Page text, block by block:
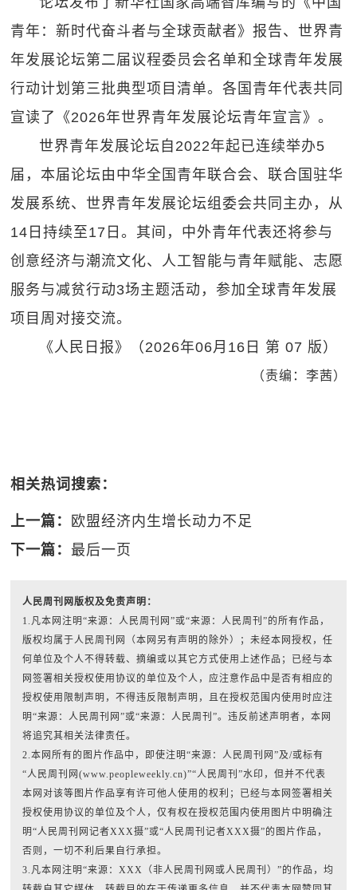
青年：新时代奋斗者与全球贡献者》报告、世界青
年发展论坛第二届议程委员会名单和全球青年发展
行动计划第三批典型项目清单。各国青年代表共同
宣读了《2026年世界青年发展论坛青年宣言》。
世界青年发展论坛自2022年起已连续举办5
届，本届论坛由中华全国青年联合会、联合国驻华
发展系统、世界青年发展论坛组委会共同主办，从
14日持续至17日。其间，中外青年代表还将参与
创意经济与潮流文化、人工智能与青年赋能、志愿
服务与减贫行动3场主题活动，参加全球青年发展
项目周对接交流。
《人民日报》（2026年06月16日 第 07 版）
（责编：李茜）
相关热词搜索：
上一篇： 欧盟经济内生增长动力不足
下一篇：最后一页
人民周刊网版权及免责声明：
1.凡本网注明“来源：人民周刊网”或“来源：人民周刊”的所有作品，
版权均属于人民周刊网（本网另有声明的除外）；未经本网授权，任
何单位及个人不得转载、摘编或以其它方式使用上述作品；已经与本
网签署相关授权使用协议的单位及个人，应注意作品中是否有相应的
授权使用限制声明，不得违反限制声明，且在授权范围内使用时应注
明“来源：人民周刊网”或“来源：人民周刊”。违反前述声明者，本网
将追究其相关法律责任。
2.本网所有的图片作品中，即使注明“来源：人民周刊网”及/或标有
“人民周刊网(www.peopleweekly.cn)”“人民周刊”水印，但并不代表
本网对该等图片作品享有许可他人使用的权利；已经与本网签署相关
授权使用协议的单位及个人，仅有权在授权范围内使用图片中明确注
明“人民周刊网记者XXX摄”或“人民周刊记者XXX摄”的图片作品，
否则，一切不利后果自行承担。
3.凡本网注明“来源：XXX（非人民周刊网或人民周刊）”的作品，均